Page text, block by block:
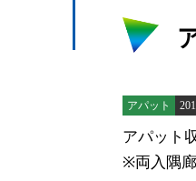
アパット
アパット
※両入隅